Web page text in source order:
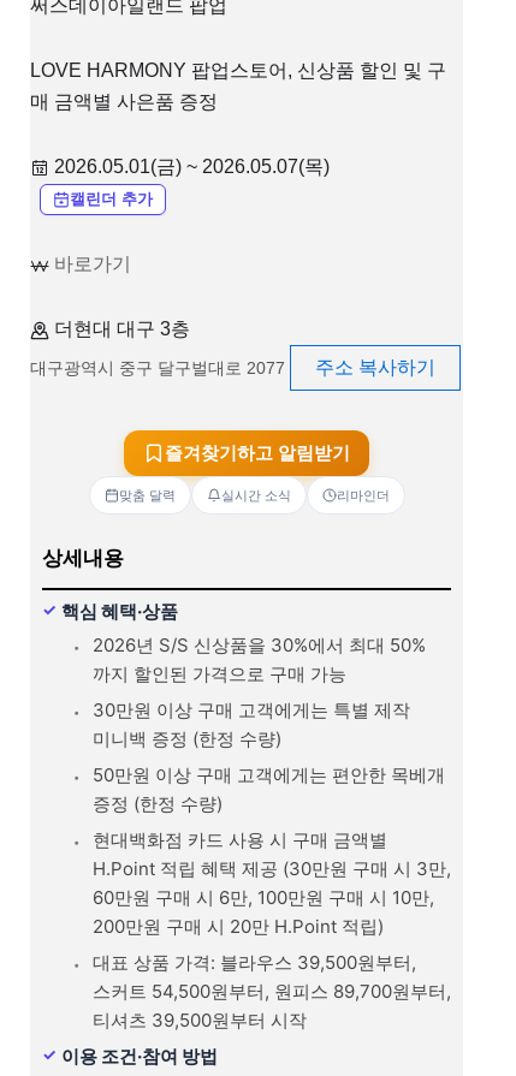
써스데이아일랜드 팝업
LOVE HARMONY 팝업스토어, 신상품 할인 및 구
매 금액별 사은품 증정
2026.05.01(금) ~ 2026.05.07(목)
캘린더 추가
바로가기
더현대 대구 3층
대구광역시 중구 달구벌대로 2077 주소 복사하기
즐겨찾기하고 알림받기
맞춤 달력 실시간 소식 리마인더
상세내용
핵심 혜택·상품
2026년 S/S 신상품을 30%에서 최대 50%
까지 할인된 가격으로 구매 가능
30만원 이상 구매 고객에게는 특별 제작
미니백 증정 (한정 수량)
50만원 이상 구매 고객에게는 편안한 목베개
증정 (한정 수량)
현대백화점 카드 사용 시 구매 금액별
H.Point 적립 혜택 제공 (30만원 구매 시 3만,
60만원 구매 시 6만, 100만원 구매 시 10만,
200만원 구매 시 20만 H.Point 적립)
대표 상품 가격: 블라우스 39,500원부터,
스커트 54,500원부터, 원피스 89,700원부터,
티셔츠 39,500원부터 시작
이용 조건·참여 방법